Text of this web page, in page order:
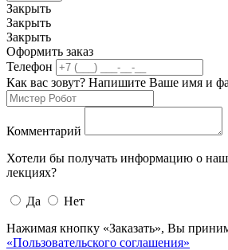
Закрыть
Закрыть
Закрыть
Оформить заказ
Телефон
Как вас зовут? Напишите Ваше имя и
Комментарий
Хотели бы получать информацию о
лекциях?
Да
Нет
Нажимая кнопку «Заказать», Вы
«Пользовательского соглашения»